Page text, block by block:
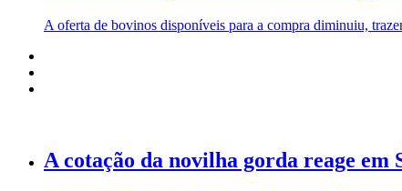
A oferta de bovinos disponíveis para a compra diminuiu,
A cotação da novilha gorda reage em